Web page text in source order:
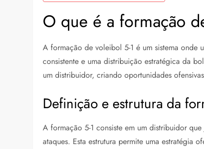
O que é a formação
A formação de voleibol 5-1 é um sistema
consistente e uma distribuição estratégica da
um distribuidor, criando oportunidades
Definição e estrutura da
A formação 5-1 consiste em um distribuidor
ataques. Esta estrutura permite uma estratégia